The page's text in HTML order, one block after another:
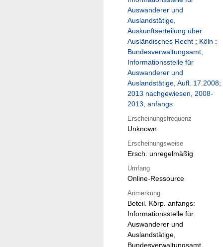
Auswanderer und
Auslandstätige,
Auskunftserteilung über
Ausländisches Recht ; Köln :
Bundesverwaltungsamt,
Informationsstelle für
Auswanderer und
Auslandstätige, Aufl. 17.2008;
2013 nachgewiesen, 2008-
2013, anfangs
Erscheinungsfrequenz
Unknown
Erscheinungsweise
Ersch. unregelmäßig
Umfang
Online-Ressource
Anmerkung
Beteil. Körp. anfangs:
Informationsstelle für
Auswanderer und
Auslandstätige,
Bundesverwaltungsamt